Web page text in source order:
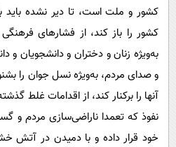
کشور و ملت است، تا دیر نشده باید
کشور را باز کند، از فشارهای
به‌ویژه زنان و دختران و دانشجویان و
و صدای مردم، به‌ویژه نسل جوان را
آنها را برکنار کند، از اقدامات غلط
نفوذ که تعمدا ناراضی‌سازی مردم و
خود قرار داده و با دمیدن در آتش